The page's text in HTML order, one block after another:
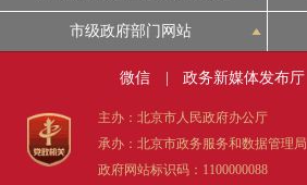
市级政府部门网站
微信 政务新媒体发布厅
主办：北京市人民政府办公厅
承办：北京市政务服务和数据管理局
政府网站标识码：1100000088